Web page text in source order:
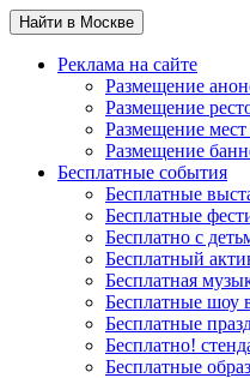
Найти в Москве
Реклама на сайте
Размещение
Размещение
Размещение
Размещение
Бесплатные события
Бесплатные
Бесплатные
Бесплатно с
Бесплатный
Бесплатная
Бесплатные шоу
Бесплатные
Бесплатно!
Бесплатные